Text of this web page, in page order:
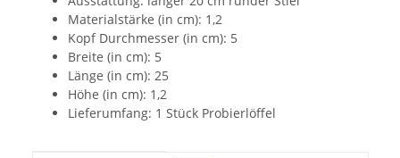
Materialstärke (in cm): 1,2
Kopf Durchmesser (in cm): 5
Breite (in cm): 5
Länge (in cm): 25
Höhe (in cm): 1,2
Lieferumfang: 1 Stück Probierlöffel